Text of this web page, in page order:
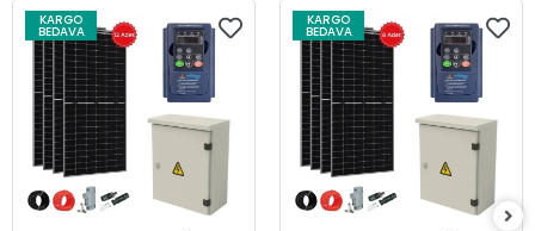
KARGO
BEDAVA
KARGO
BEDAVA